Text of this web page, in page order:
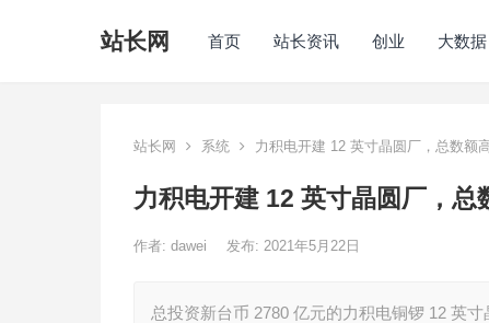
站长网 首页 站长资讯 创业 大数据
站长网 系统 力积电开建 12 英寸晶圆厂，总数额
力积电开建 12 英寸晶圆厂，总
作者: dawei 发布: 2021年5月22日
总投资新台币 2780 亿元的力积电铜锣 12 英